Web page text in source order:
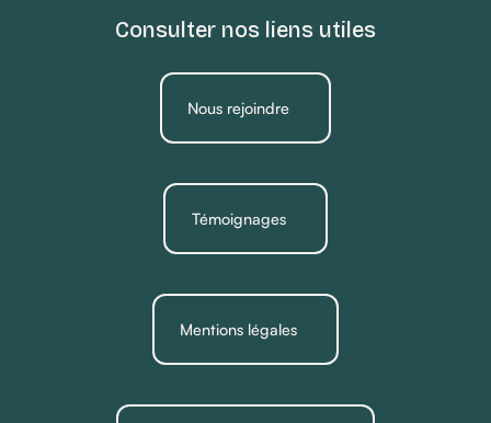
Consulter nos liens utiles
Nous rejoindre
Témoignages
Mentions légales